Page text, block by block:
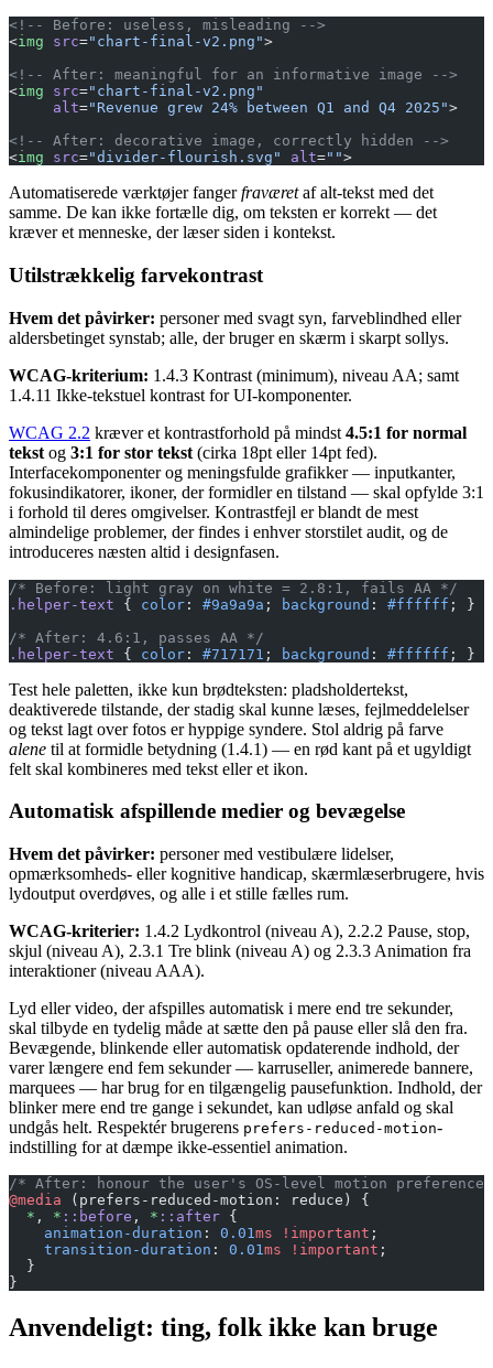
<!-- Before: useless, misleading -->
<img src="chart-final-v2.png">
<!-- After: meaningful for an informative image -->
<img src="chart-final-v2.png"
     alt
="Revenue grew 24% between Q1 and Q4 2025">
<!-- After: decorative image, correctly hidden -->
<img src="divider-flourish.svg" alt="">
Automatiserede værktøjer fangerfraværetaf alt-tekst med det
samme. De kan ikke fortælle dig, om teksten er korrekt — det
kræver et menneske, der læser siden i kontekst.
Utilstrækkelig farvekontrast
Hvem det påvirker: personer med svagt syn, farveblindhed eller
aldersbetinget synstab; alle, der bruger en skærm i skarpt sollys.
WCAG-kriterium: 1.4.3 Kontrast (minimum), niveau AA; samt
1.4.11 Ikke-tekstuel kontrast for UI-komponenter.
WCAG 2.2 kræver et kontrastforhold på mindst 4.5:1 for normal
tekst og 3:1 for stor tekst (cirka 18pt eller 14pt fed).
Interfacekomponenter og meningsfulde grafikker — inputkanter,
fokusindikatorer, ikoner, der formidler en tilstand — skal opfylde 3:1
i forhold til deres omgivelser. Kontrastfejl er blandt de mest
almindelige problemer, der findes i enhver storstilet audit, og de
introduceres næsten altid i designfasen.
/* Before: light gray on white = 2.8:1, fails AA */
.helper-text { color : #9a9a9a ; background : #ffffff ; }
/* After: 4.6:1, passes AA */
.helper-text { color : #717171 ; background : #ffffff ; }
Test hele paletten, ikke kun brødteksten: pladsholdertekst,
deaktiverede tilstande, der stadig skal kunne læses, fejlmeddelelser
og tekst lagt over fotos er hyppige syndere. Stol aldrig på farve
alene til at formidle betydning (1.4.1) — en rød kant på et ugyldigt
felt skal kombineres med tekst eller et ikon.
Automatisk afspillende medier og bevægelse
Hvem det påvirker: personer med vestibulære lidelser,
opmærksomheds- eller kognitive handicap, skærmlæserbrugere, hvis
lydoutput overdøves, og alle i et stille fælles rum.
WCAG-kriterier: 1.4.2 Lydkontrol (niveau A), 2.2.2 Pause, stop,
skjul (niveau A), 2.3.1 Tre blink (niveau A) og 2.3.3 Animation fra
interaktioner (niveau AAA).
Lyd eller video, der afspilles automatisk i mere end tre sekunder,
skal tilbyde en tydelig måde at sætte den på pause eller slå den fra.
Bevægende, blinkende eller automatisk opdaterende indhold, der
varer længere end fem sekunder — karruseller, animerede bannere,
marquees — har brug for en tilgængelig pausefunktion. Indhold, der
blinker mere end tre gange i sekundet, kan udløse anfald og skal
undgås helt. Respektér brugerens prefers-reduced-motion-
indstilling for at dæmpe ikke-essentiel animation.
/* After: honour the user's OS-level motion
@media (prefers-reduced-motion: reduce) {
  *
, * ::before , * ::after {
    animation-duration
: 0.01ms !important ;
    transition-duration
: 0.01ms !important ;
  }
}
Anvendeligt: ting, folk ikke kan bruge